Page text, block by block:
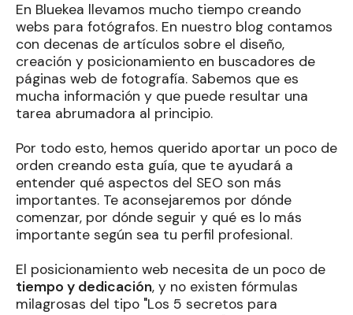
En Bluekea llevamos mucho tiempo creando
webs para fotógrafos. En nuestro blog contamos
con decenas de artículos sobre el diseño,
creación y posicionamiento en buscadores de
páginas web de fotografía. Sabemos que es
mucha información y que puede resultar una
tarea abrumadora al principio.
Por todo esto, hemos querido aportar un poco de
orden creando esta guía, que te ayudará a
entender qué aspectos del SEO son más
importantes. Te aconsejaremos por dónde
comenzar, por dónde seguir y qué es lo más
importante según sea tu perfil profesional.
El posicionamiento web necesita de un poco de
tiempo y dedicación, y no existen fórmulas
milagrosas del tipo "Los 5 secretos para